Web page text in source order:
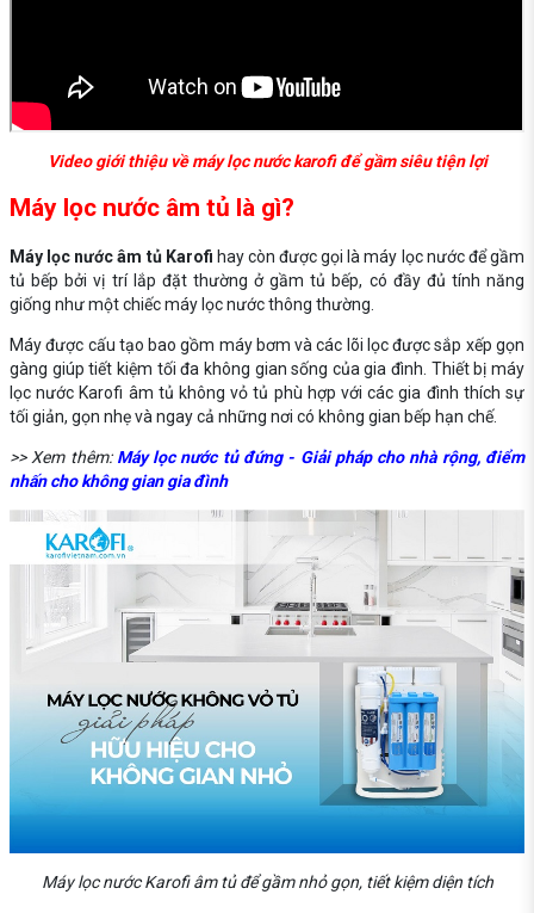
Video giới thiệu về máy lọc nước karofi để gầm siêu tiện lợi
Máy lọc nước âm tủ là gì?
Máy lọc nước âm tủ Karofi hay còn được gọi là máy lọc nước để gầm
tủ bếp bởi vị trí lắp đặt thường ở gầm tủ bếp, có đầy đủ tính năng
giống như một chiếc máy lọc nước thông thường.
Máy được cấu tạo bao gồm máy bơm và các lõi lọc được sắp xếp gọn
gàng giúp tiết kiệm tối đa không gian sống của gia đình. Thiết bị máy
lọc nước Karofi âm tủ không vỏ tủ phù hợp với các gia đình thích sự
tối giản, gọn nhẹ và ngay cả những nơi có không gian bếp hạn chế.
>> Xem thêm: Máy lọc nước tủ đứng - Giải pháp cho nhà rộng, điểm
nhấn cho không gian gia đình
Máy lọc nước Karofi âm tủ để gầm nhỏ gọn, tiết kiệm diện tích